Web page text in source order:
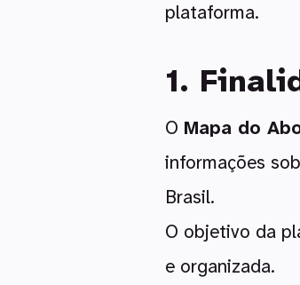
plataforma.
1.
O Mapa do
informações
Brasil.
O objetivo da
e organizada.